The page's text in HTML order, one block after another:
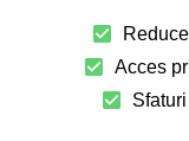
Acces